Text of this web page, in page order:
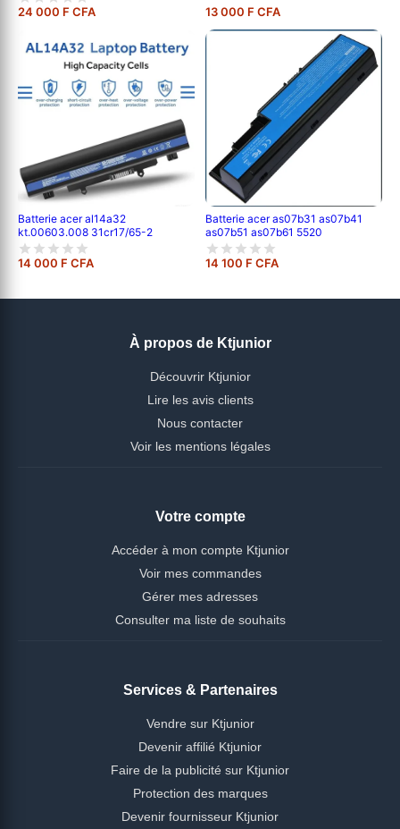
24 000 F CFA 13 000 F CFA
Batterie acer al14a32
kt.00603.008 31cr17/65-2
14 000 F CFA
Batterie acer as07b31 as07b41
as07b51 as07b61 5520
14 100 F CFA
À propos de Ktjunior
Découvrir Ktjunior
Lire les avis clients
Nous contacter
Voir les mentions légales
Votre compte
Accéder à mon compte Ktjunior
Voir mes commandes
Gérer mes adresses
Consulter ma liste de souhaits
Services & Partenaires
Vendre sur Ktjunior
Devenir affilié Ktjunior
Faire de la publicité sur Ktjunior
Protection des marques
Devenir fournisseur Ktjunior